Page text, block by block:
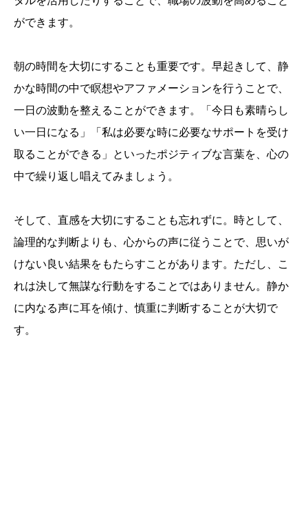
ができます。
朝の時間を大切にすることも重要です。早起きして、静
かな時間の中で瞑想やアファメーションを行うことで、
一日の波動を整えることができます。「今日も素晴らし
い一日になる」「私は必要な時に必要なサポートを受け
取ることができる」といったポジティブな言葉を、心の
中で繰り返し唱えてみましょう。
そして、直感を大切にすることも忘れずに。時として、
論理的な判断よりも、心からの声に従うことで、思いが
けない良い結果をもたらすことがあります。ただし、こ
れは決して無謀な行動をすることではありません。静か
に内なる声に耳を傾け、慎重に判断することが大切で
す。